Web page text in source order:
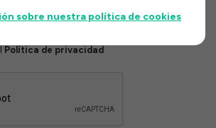
Política de privacidad
sobre nuestra política de cookies